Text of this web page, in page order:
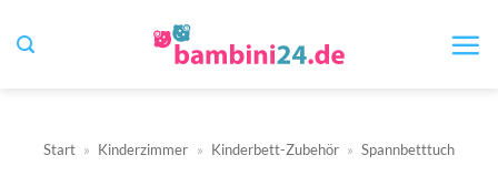
Inhalt
Start » Kinderzimmer » Kinderbett-Zubehör » Spannbetttuch